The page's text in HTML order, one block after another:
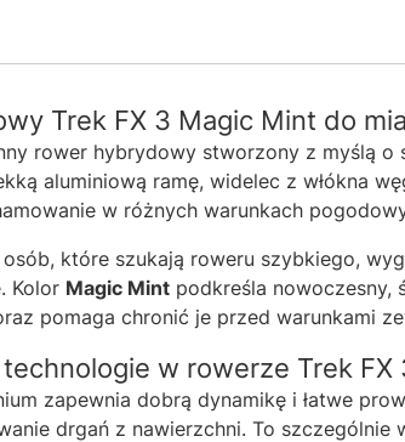
Trek FX 3 Magic Mint do
rower hybrydowy stworzony z myślą o
aluminiową ramę, widelec z włókna
w różnych warunkach
które szukają roweru szybkiego,
Kolor Magic Mint podkreśla nowoczesny,
pomaga chronić je przed warunkami
w rowerze Trek FX
zapewnia dobrą dynamikę i łatwe
drgań z nawierzchni. To